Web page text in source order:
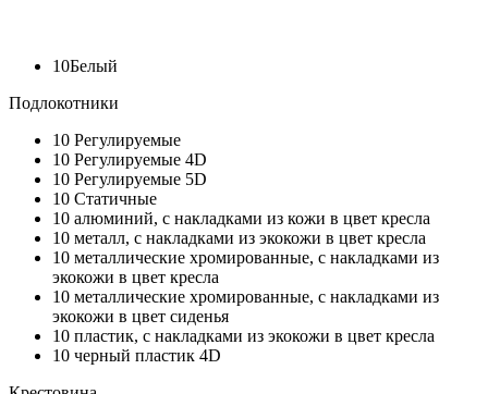
10Белый
Подлокотники
10 Регулируемые
10 Регулируемые 4D
10 Регулируемые 5D
10 Статичные
10 алюминий, с накладками из кожи в цвет кресла
10 металл, с накладками из экокожи в цвет кресла
10 металлические хромированные, с накладками из
экокожи в цвет кресла
10 металлические хромированные, с накладками из
экокожи в цвет сиденья
10 пластик, с накладками из экокожи в цвет кресла
10 черный пластик 4D